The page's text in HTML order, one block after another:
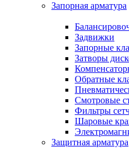
Запорная арматура
Задвижки
Запорные
Затворы
Обратные
Смотровые
Фильтры
Шаровые
Защитная арматура